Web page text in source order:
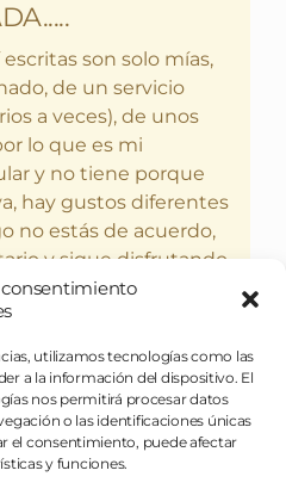
utilizamos tecnologías como las
a la información del dispositivo. El
nos permitirá procesar datos
o las identificaciones únicas
el consentimiento, puede afectar
y funciones.
son solo mías,
de un servicio
a veces), de unos
lo que es mi
y no tiene porque
hay gustos diferentes
no estás de acuerdo,
y sigue disfrutando